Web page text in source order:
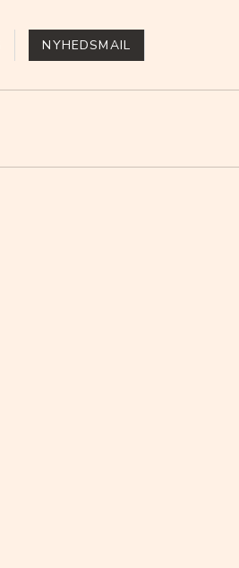
NYHEDSMAIL